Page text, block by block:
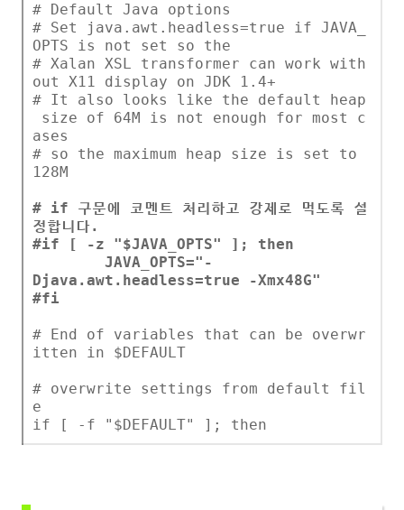
# Default Java options
# Set java.awt.headless=true if JAVA_
OPTS is not set so the
# Xalan XSL transformer can work with
out X11 display on JDK 1.4+
# It also looks like the default heap
size of 64M is not enough for most c
ases
# so the maximum heap size is set to
128M
# if 구문에 코멘트 처리하고 강제로 먹도록 설
정합니다.
#if [ -z "$JAVA_OPTS" ]; then
JAVA_OPTS="-
Djava.awt.headless=true -Xmx48G"
#fi
# End of variables that can be overwr
itten in $DEFAULT
# overwrite settings from default fil
e
if [ -f "$DEFAULT" ]; then